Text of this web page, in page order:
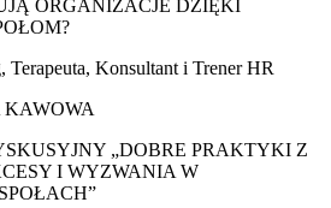
ORGANIZACJE DZIĘKI
Terapeuta, Konsultant i Trener HR
KAWOWA
„DOBRE PRAKTYKI Z
I WYZWANIA W